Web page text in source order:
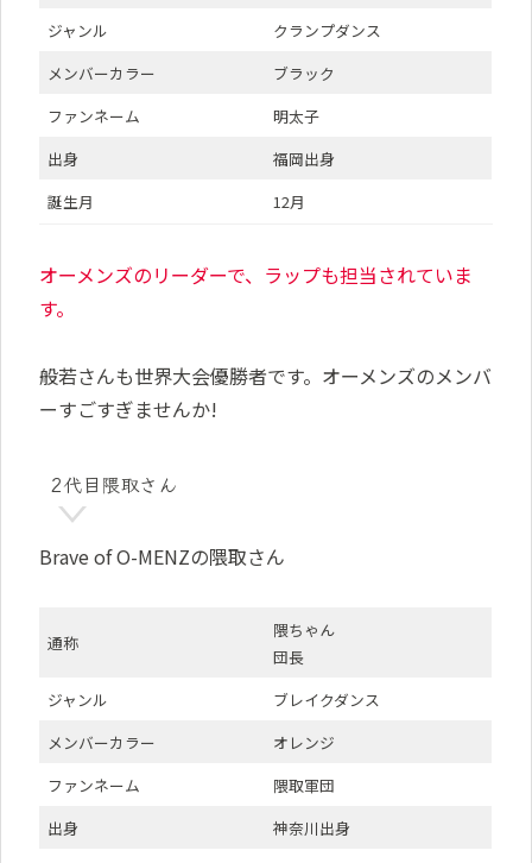
ジャンル
クランプダンス
メンバーカラー
ブラック
ファンネーム
明太子
出身
福岡出身
誕生月
12月
オーメンズのリーダーで、ラップも担当されていま
す。
般若さんも世界大会優勝者です。オーメンズのメンバ
ーすごすぎませんか!
2代目隈取さん
Brave of O-MENZの隈取さん
通称
隈ちゃん
団長
ジャンル
ブレイクダンス
メンバーカラー
オレンジ
ファンネーム
隈取軍団
出身
神奈川出身